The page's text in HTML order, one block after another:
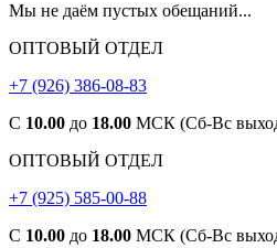
Мы не даём пустых обещаний...
ОПТОВЫЙ ОТДЕЛ
+7 (926) 386-08-83
С 10.00 до 18.00 МСК (Сб-Вс
ОПТОВЫЙ ОТДЕЛ
+7 (925) 585-00-88
С 10.00 до 18.00 МСК (Сб-Вс